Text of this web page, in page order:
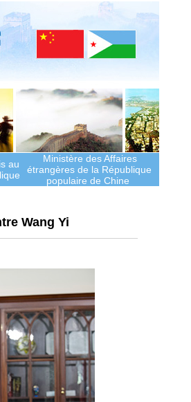
au
Ministère des Affaires
étrangères de la République
populaire de Chine
Wang Yi